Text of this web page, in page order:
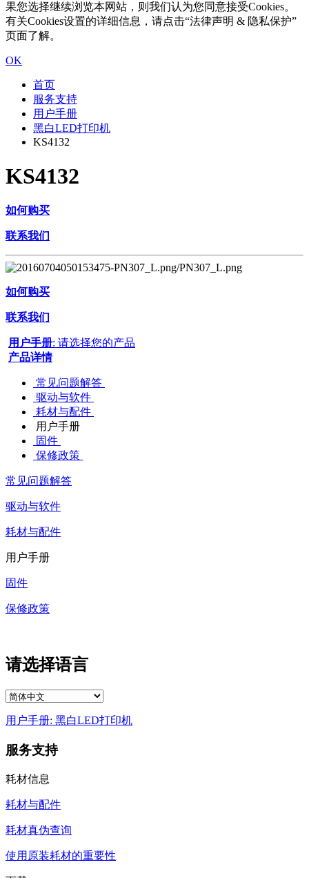
果您选择继续浏览本网站，则我们认为您同意接受Cookies。
有关Cookies设置的详细信息，请点击“法律声明 & 隐私保护”
页面了解。
OK
首页
服务支持
用户手册
黑白LED打印机
KS4132
KS4132
如何购买
联系我们
如何购买
联系我们
用户手册: 请选择您的产品
产品详情
常见问题解答
驱动与软件
耗材与配件
用户手册
固件
保修政策
常见问题解答
驱动与软件
耗材与配件
用户手册
固件
保修政策
请选择语言
用户手册: 黑白LED打印机
服务支持
耗材信息
耗材与配件
耗材真伪查询
使用原装耗材的重要性